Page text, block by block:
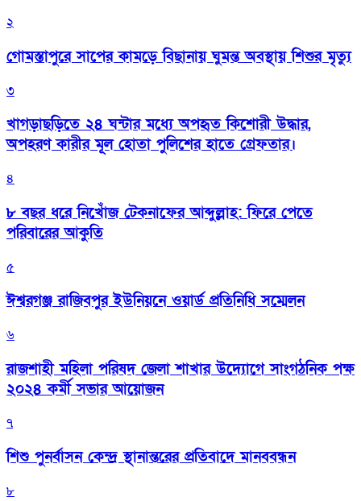
২
গোমস্তাপুরে সাপের কামড়ে বিছানায় ঘুমন্ত অবস্থায় শিশুর মৃত্যু
৩
খাগড়াছড়িতে ২৪ ঘন্টার মধ্যে অপহৃত কিশোরী উদ্ধার,
অপহরণ কারীর মূল হোতা পুলিশের হাতে গ্রেফতার।
৪
৮ বছর ধরে নিখোঁজ টেকনাফের আব্দুল্লাহ: ফিরে পেতে
পরিবারের আকুতি
৫
ঈশ্বরগঞ্জ রাজিবপুর ইউনিয়নে ওয়ার্ড প্রতিনিধি সম্মেলন
৬
রাজশাহী মহিলা পরিষদ জেলা শাখার উদ্যোগে সাংগঠনিক পক্ষ
২০২৪ কর্মী সভার আয়োজন
৭
শিশু পুনর্বাসন কেন্দ্র স্থানান্তরের প্রতিবাদে মানববন্ধন
৮